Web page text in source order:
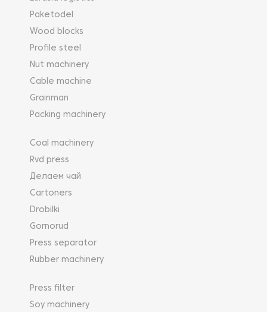
Paketodel
Wood blocks
Profile steel
Nut machinery
Cable machine
Grainman
Packing machinery
Coal machinery
Rvd press
Делаем чай
Cartoners
Drobilki
Gornorud
Press separator
Rubber machinery
Press filter
Soy machinery